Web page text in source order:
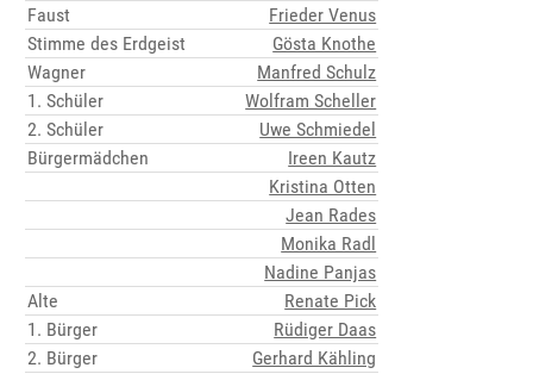
Faust
Frieder Venus
Stimme des Erdgeist
Gösta Knothe
Wagner
Manfred Schulz
1. Schüler
Wolfram Scheller
2. Schüler
Uwe Schmiedel
Bürgermädchen
Ireen Kautz
Kristina Otten
Jean Rades
Monika Radl
Nadine Panjas
Alte
Renate Pick
1. Bürger
Rüdiger Daas
2. Bürger
Gerhard Kähling